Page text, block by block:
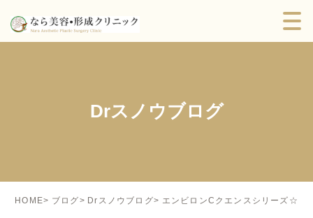
Drスノウブログ
HOME ブログ Drスノウブログ エンビロンCクエンスシリーズ☆